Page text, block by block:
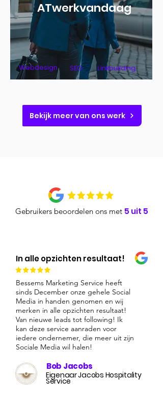
SEO Linkbuilding
ATwerkvandaag
Webdesign
Bekijk meer van ons werk
Gebruikers beoordelen ons met 5 uit 5
In alle opzichten resultaat!
Bessems Marketing Service heeft
sinds December onze gehele Social
Media in handen genomen en wij
merken in alle opzichten resultaat!
Van nieuwe leads tot following! Ik
kan deze service aanraden voor
iedere ondernemer, die meer uit zijn
Sociale Media wil halen!
Bob Jacobs
Eigenaar Jacobs Hospitality
Service